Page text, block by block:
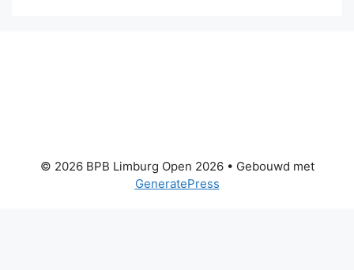
© 2026 BPB Limburg Open 2026• Gebouwd met
GeneratePress